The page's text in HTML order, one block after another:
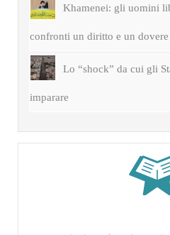
Khamenei: gli uomini
confronti un diritto e un
Lo “shock” da cui gli
imparare